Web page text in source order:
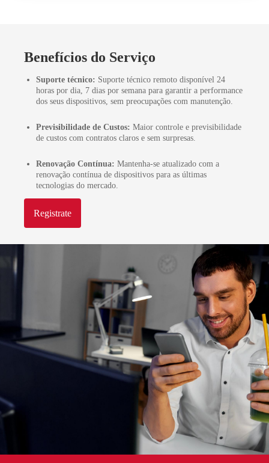
Benefícios do Serviço
Suporte técnico: Suporte técnico remoto disponível 24
horas por dia, 7 dias por semana para garantir a performance
dos seus dispositivos, sem preocupações com manutenção.
Previsibilidade de Custos: Maior controle e previsibilidade
de custos com contratos claros e sem surpresas.
Renovação Contínua: Mantenha-se atualizado com a
renovação contínua de dispositivos para as últimas
tecnologias do mercado.
Registrate